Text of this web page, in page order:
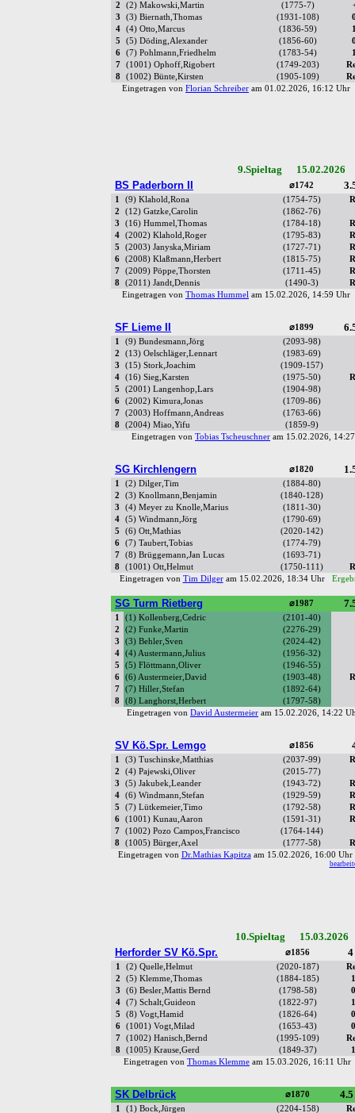
2
(2) Makowski,Martin (1775-7)
3
(3) Biernath,Thomas (1931-108)
4
(4) Otto,Marcus (1836-59)
5
(5) Döding,Alexander (1856-60)
6
(7) Pohlmann,Friedhelm (1783-54)
7
(1001) Ophoff,Rigobert (1749-203)
8
(1002) Bünte,Kirsten (1905-109)
Eingetragen von Florian Schreiber am 01.02.2026, 16:12
9.Spieltag 15.02.2026
BS Paderborn II
⌀1742
1 (9) Klahold,Rona (1754-75)
2
(12) Gatzke,Carolin (1862-76)
3
(16) Hummel,Thomas (1784-18)
4
(2002) Klahold,Roger (1795-83)
5
(2003) Janyska,Miriam (1727-71)
6
(2008) Klaßmann,Herbert (1815-75)
7
(2009) Pöppe,Thorsten (1711-45)
8
(2011) Jandt,Dennis (1490-3)
Eingetragen von Thomas Hummel am 15.02.2026, 14:59
SF Lieme II ⌀1899
1 (9) Bundesmann,Jörg (2093-98)
2
(13) Oelschläger,Lennart
(1983-69)
3
(15) Stork,Joachim
(1909-157)
4
(16) Sieg,Karsten (1975-50)
5
(2001) Langenhop,Lars (1904-98)
6
(2002) Kimura,Jonas (1709-86)
7
(2003) Hoffmann,Andreas (1763-66)
8
(2004) Miao,Yifu (1859-9)
Eingetragen von Tobias Tscheuschner am 15.02.2026,
SG Kirchlengern ⌀1820
1 (2) Dilger,Tim (1884-80)
2
(3) Knollmann,Benjamin (1840-128)
3
(4) Meyer zu Knolle,Marius (1811-30)
4
(5) Windmann,Jörg
(1790-69)
5
(6) Ott,Mathias (2020-142)
6
(7) Taubert,Tobias (1774-79)
7
(8) Brüggemann,Jan Lucas (1693-71)
8
(1001) Ott,Helmut (1750-111)
Eingetragen von Tim Dilgeram 15.02.2026, 18:34 Uhr
SG Turm Rietberg ⌀1987
1 (1) Kollenberg,Cedric (2101-40)
2
(2) Funke,Martin (2276-29)
3
(3) Behler,Sven (2024-42)
4
(4) Austermann,Julius (1956-32)
5
(5) Flöttmann,Oliver (1946-55)
6
(6) Austermeier,David (1903-48)
7
(7) Hiller,Stefan (1892-64)
8
(8) Langhorst,Herbert (1797-58)
Eingetragen von David Austermeier am 15.02.2026, 14:22
SV Kö.Spr. Lemgo ⌀1856
1 (3) Tuschinske,Matthias (2037-99)
2
(4) Pajewski,Oliver (2015-77)
3
(5) Jakubek,Leander (1943-72)
4
(6) Windmann,Stefan (1929-59)
5
(7) Lütkemeier,Timo (1792-58)
6
(1001) Kunau,Aaron (1591-31)
7
(1002) Pozo Campos,Francisco (1764-144)
8
(1005) Bürger,Axel (1777-58)
Eingetragen von Dr.Mathias Kapitzaam 15.02.2026, 16:00
10.Spieltag
Herforder SV Kö.Spr.
⌀1856
1 (2) Quelle,Helmut (2020-187)
2
(5) Klemme,Thomas (1884-185)
3
(6) Besler,Mattis Bernd (1798-58)
4
(7) Schalt,Guideon (1822-97)
5
(8) Vogt,Hamid (1826-64)
6
(1001) Vogt,Milad (1653-43)
7
(1002) Hanisch,Bernd (1995-109)
8
(1005) Krause,Gerd (1849-37)
Eingetragen von Thomas Klemme am 15.03.2026, 16:11
SK Delbrück ⌀1870
1 (1) Bock,Jürgen (2204-158)